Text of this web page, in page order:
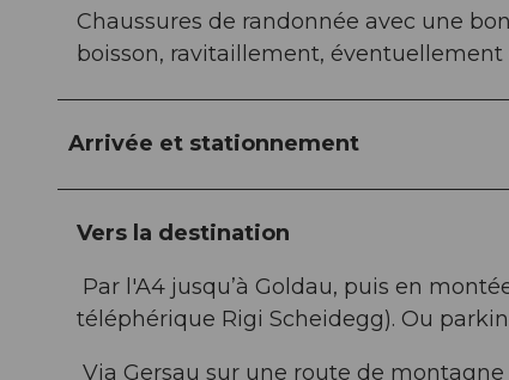
Chaussures de randonnée avec une
boisson, ravitaillement, éventuellement
Arrivée et stationnement
Vers la destination
Par l'A4 jusqu’à Goldau, puis en
téléphérique Rigi Scheidegg). Ou
Via Gersau sur une route de